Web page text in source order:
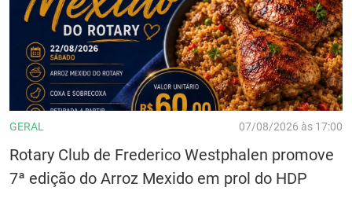
GERAL 07/08/2026 às 17:00
Rotary Club de Frederico Westphalen promove
7ª edição do Arroz Mexido em prol do HDP